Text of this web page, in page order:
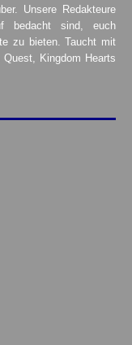
Unsere Redakteure
bedacht sind, euch
zu bieten. Taucht mit
Kingdom Hearts